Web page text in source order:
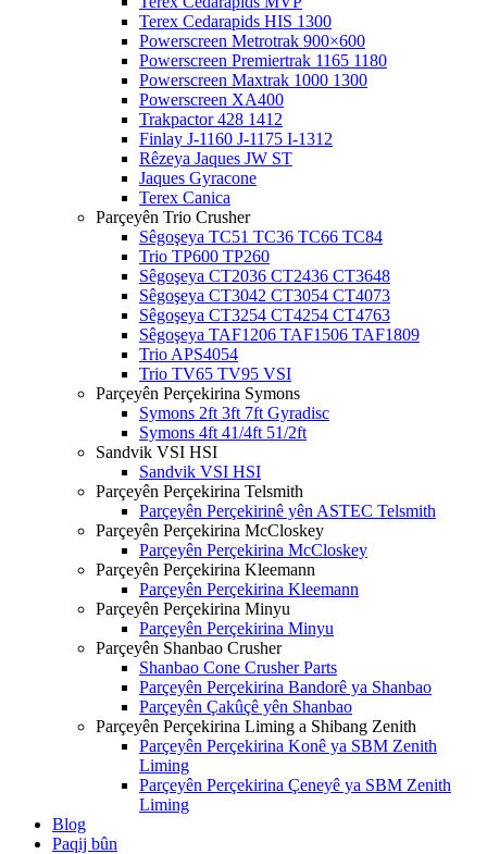
Terex Cedarapids HIS 1300
Powerscreen Metrotrak 900×600
Powerscreen Premiertrak 1165 1180
Powerscreen Maxtrak 1000 1300
Powerscreen XA400
Trakpactor 428 1412
Finlay J-1160 J-1175 I-1312
Rêzeya Jaques JW ST
Jaques Gyracone
Terex Canica
Parçeyên Trio Crusher
Sêgoşeya TC51 TC36 TC66 TC84
Trio TP600 TP260
Sêgoşeya CT2036 CT2436 CT3648
Sêgoşeya CT3042 CT3054 CT4073
Sêgoşeya CT3254 CT4254 CT4763
Sêgoşeya TAF1206 TAF1506 TAF1809
Trio APS4054
Trio TV65 TV95 VSI
Parçeyên Perçekirina Symons
Symons 2ft 3ft 7ft Gyradisc
Symons 4ft 41/4ft 51/2ft
Sandvik VSI HSI
Sandvik VSI HSI
Parçeyên Perçekirina Telsmith
Parçeyên Perçekirinê yên ASTEC Telsmith
Parçeyên Perçekirina McCloskey
Parçeyên Perçekirina McCloskey
Parçeyên Perçekirina Kleemann
Parçeyên Perçekirina Kleemann
Parçeyên Perçekirina Minyu
Parçeyên Perçekirina Minyu
Parçeyên Shanbao Crusher
Shanbao Cone Crusher Parts
Parçeyên Perçekirina Bandorê ya Shanbao
Parçeyên Çakûçê yên Shanbao
Parçeyên Perçekirina Liming a Shibang Zenith
Parçeyên Perçekirina Konê ya SBM Zenith
Liming
Parçeyên Perçekirina Çeneyê ya SBM Zenith
Liming
Blog
Paqij bûn